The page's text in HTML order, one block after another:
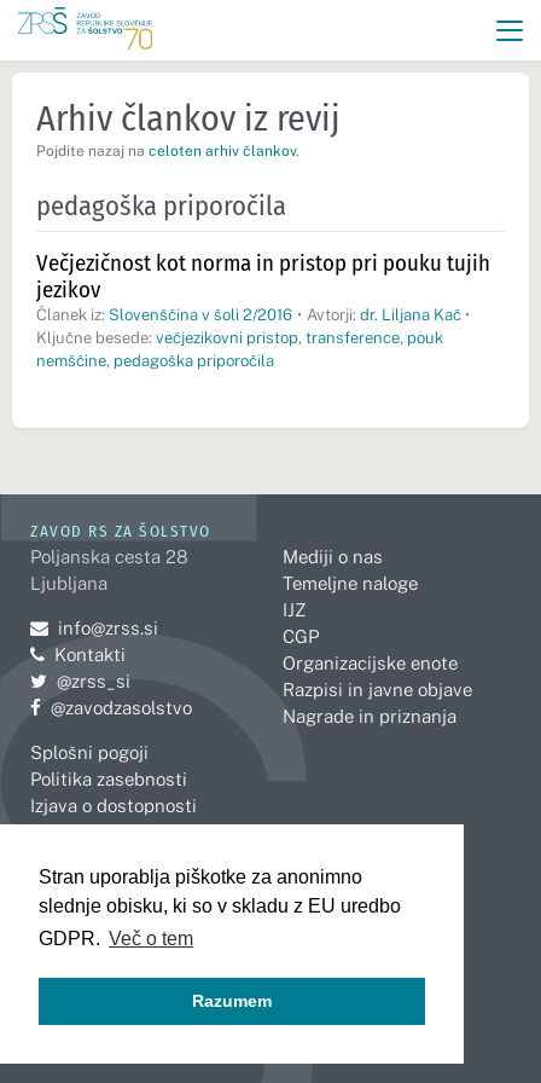
Stran uporablja piškotke za anonimno
slednje obisku, ki so v skladu z EU uredbo
GDPR. Več o tem
Razumem
Arhiv člankov iz revij
Pojdite nazaj na celoten arhiv člankov.
pedagoška priporočila
Večjezičnost kot norma in pristop pri pouku tujih
jezikov
Članek iz: Slovenščina v šoli 2/2016 • Avtorji: dr. Liljana Kač •
Ključne besede: večjezikovni pristop, transference, pouk
nemščine, pedagoška priporočila
ZAVOD RS ZA ŠOLSTVO
Poljanska cesta 28
Ljubljana
Pošljite e-mail na
info@zrss.si
Kontakti
Pojdite na Twitter:
@zrss_si
Pojdite na Facebook:
@zavodzasolstvo
Splošni pogoji
Politika zasebnosti
Izjava o dostopnosti
Mediji o nas
Temeljne naloge
IJZ
CGP
Organizacijske enote
Razpisi in javne objave
Nagrade in priznanja
Celje
Koper
Kranj
Novo mesto
Slovenj Gradec